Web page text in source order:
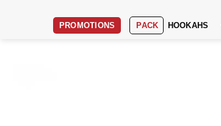
PROMOTIONS PACK HOOKAHS